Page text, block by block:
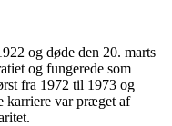
og døde den 20. marts
og fungerede som
fra 1972 til 1973 og
karriere var præget af